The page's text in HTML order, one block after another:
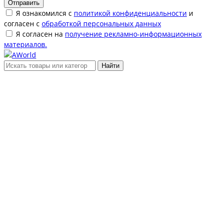
Отправить
Я ознакомился с политикой конфиденциальности и
согласен с обработкой персональных данных
Я согласен на получение рекламно-информационных
материалов.
Найти